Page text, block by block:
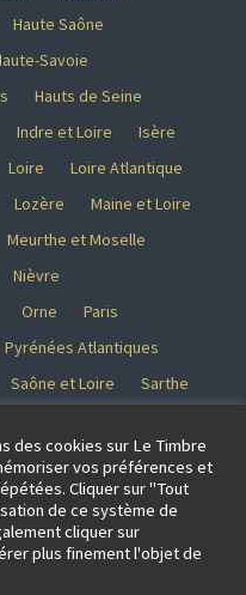
Haute Saône
Savoie
Hauts de Seine
Indre et Loire
Isère
Loire
Loire Atlantique
Lozère
Maine et Loire
Meurthe et Moselle
Nièvre
Orne
Paris
Pyrénées Atlantiques
Saône et Loire
Sarthe
Tarn et Garonne
Val de Marne
Var
Vosges
Yonne
des cookies sur Le Timbre
vos préférences et
Cliquer sur "Tout
de ce système de
cliquer sur
plus finement l'objet de